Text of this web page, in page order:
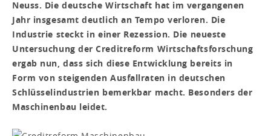
Neuss. Die deutsche Wirtschaft hat im vergangenen
Jahr insgesamt deutlich an Tempo verloren. Die
Industrie steckt in einer Rezession. Die neueste
Untersuchung der Creditreform Wirtschaftsforschung
ergab nun, dass sich diese Entwicklung bereits in
Form von steigenden Ausfallraten in deutschen
Schlüsselindustrien bemerkbar macht. Besonders der
Maschinenbau leidet.